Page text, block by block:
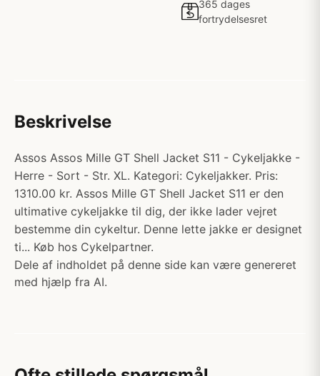
365 dages
fortrydelsesret
Beskrivelse
Assos Assos Mille GT Shell Jacket S11 - Cykeljakke -
Herre - Sort - Str. XL. Kategori: Cykeljakker. Pris:
1310.00 kr. Assos Mille GT Shell Jacket S11 er den
ultimative cykeljakke til dig, der ikke lader vejret
bestemme din cykeltur. Denne lette jakke er designet
ti... Køb hos Cykelpartner.
Dele af indholdet på denne side kan være genereret
med hjælp fra AI.